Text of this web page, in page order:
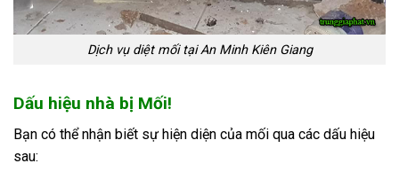
Dịch vụ diệt mối tại An Minh Kiên Giang
Dấu hiệu nhà bị Mối!
Bạn có thể nhận biết sự hiện diện của mối qua các dấu hiệu
sau: